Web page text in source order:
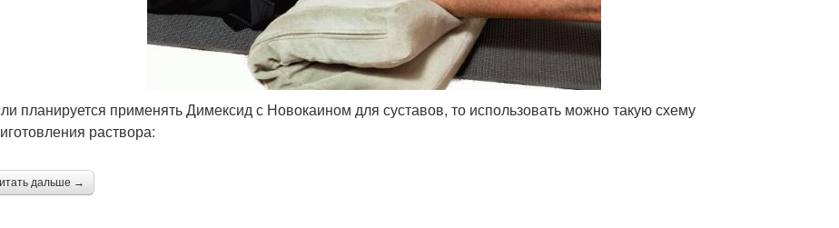
планируется применять Димексид с Новокаином для суставов, то использовать можно такую схему
раствора:
дальше →